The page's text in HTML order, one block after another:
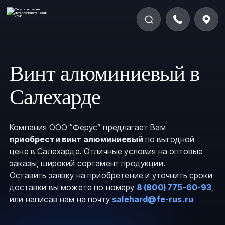
Винт алюминиевый в
Салехарде
Компания ООО “Ферус” предлагает Вам
приобрести винт алюминиевый по выгодной
цене в Салехарде. Отличные условия на оптовые
заказы, широкий сортамент продукции.
Оставить заявку на приобретение и уточнить сроки
доставки вы можете по номеру 8 (800) 775-60-93,
или написав нам на почту salehard@fe-rus.ru